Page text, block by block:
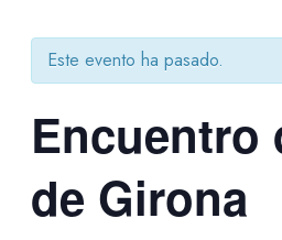
Este evento ha pasado.
Encuentro
de Girona